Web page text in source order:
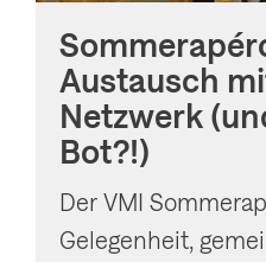
Austausch
Netzwerk
Bot?!)
Der VMI
Gelegenheit,